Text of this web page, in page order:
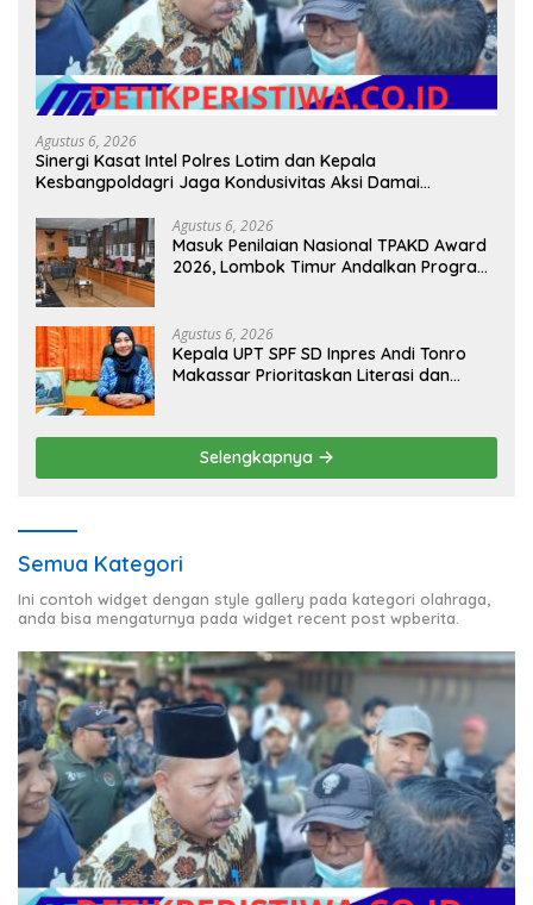
Agustus 6, 2026
Sinergi Kasat Intel Polres Lotim dan Kepala
Kesbangpoldagri Jaga Kondusivitas Aksi Damai
Agustus 6, 2026
Masuk Penilaian Nasional TPAKD Award
2026, Lombok Timur Andalkan Program
Agustus 6, 2026
Kepala UPT SPF SD Inpres Andi Tonro
Makassar Prioritaskan Literasi dan
Selengkapnya
Semua Kategori
Ini contoh widget dengan style gallery pada kategori olahraga,
anda bisa mengaturnya pada widget recent post wpberita.